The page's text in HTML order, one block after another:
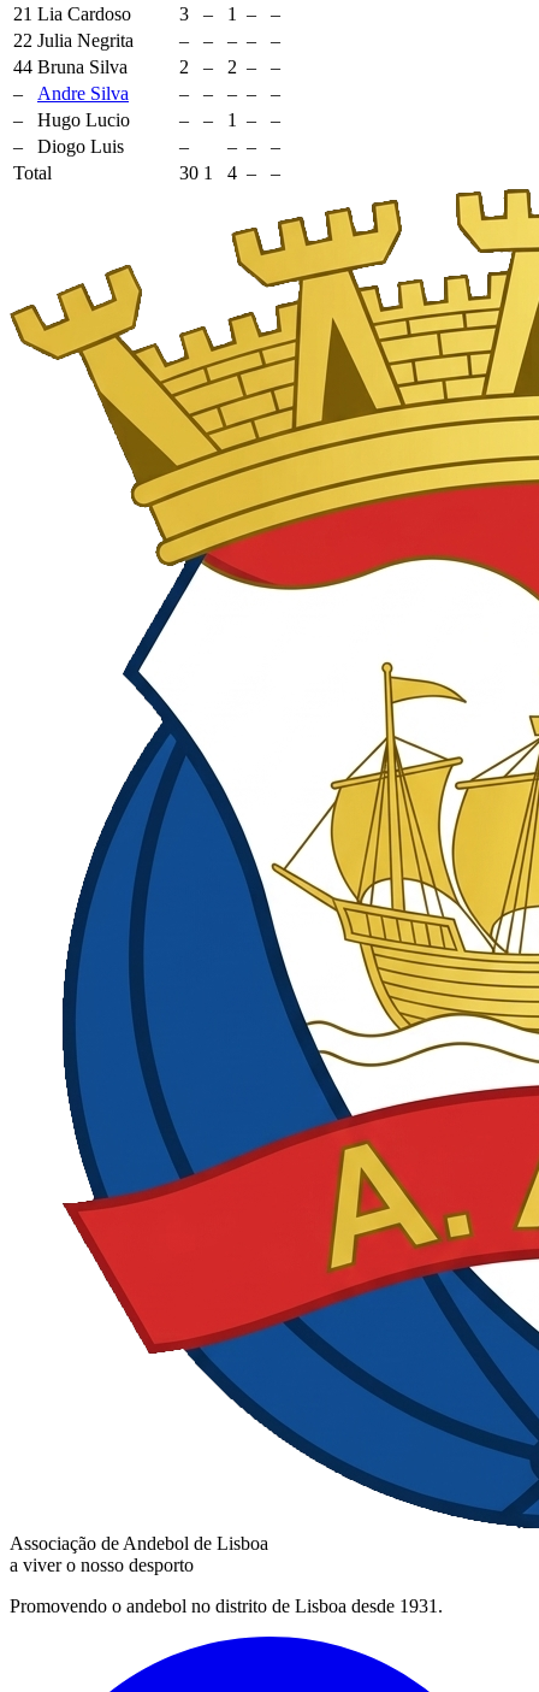
21 Lia Cardoso 3 – 1 –
–
22 Julia Negrita – – – –
–
44 Bruna Silva 2 – 2 –
–
–
Andre Silva – – – –
–
–
Hugo Lucio – – 1 –
–
–
Diogo Luis – – –
–
Total
30 1 4 – –
Associação de Andebol de Lisboa
a viver o nosso desporto
Promovendo o andebol no distrito de Lisboa desde 1931.